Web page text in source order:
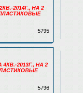
2014Г., НА 2
5795
2013Г., НА 2
5796